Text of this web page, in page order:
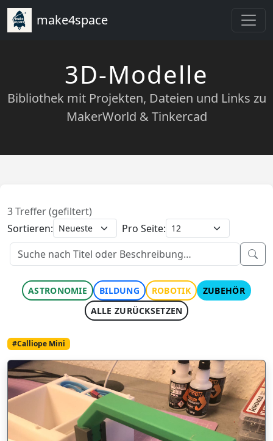
make4space
3D-Modelle
Bibliothek mit Projekten, Dateien und Links zu
MakerWorld & Tinkercad
3 Treffer (gefiltert)
Sortieren:
Pro Seite:
ASTRONOMIE BILDUNG ROBOTIK
ZUBEHÖR
ALLE ZURÜCKSETZEN
#Calliope Mini